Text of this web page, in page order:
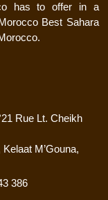
has to offer in a
Best Sahara
Rue Lt. Cheikh
M’Gouna,
386